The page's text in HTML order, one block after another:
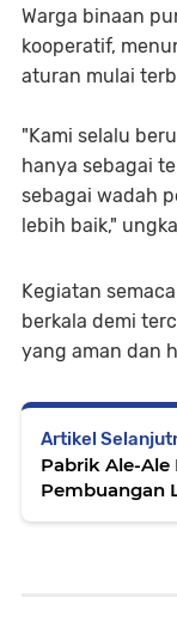
Warga binaan
kooperatif,
aturan mulai
"Kami selalu
hanya sebagai
sebagai wadah
lebih baik,"
Kegiatan
berkala demi
yang aman dan
Artikel
Pabrik Ale-Ale
Pembuangan